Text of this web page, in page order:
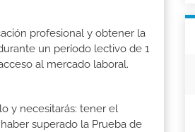
profesional y obtener la
un período lectivo de 1
al mercado laboral.
y necesitarás: tener el
superado la Prueba de